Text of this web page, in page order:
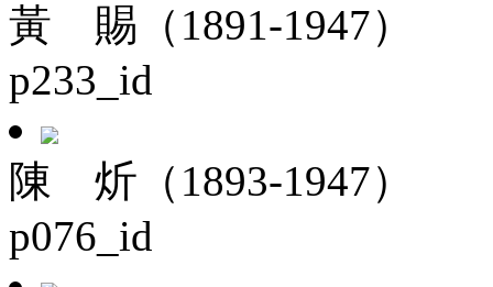
黃 賜（1891-1947）
p233_id
陳 炘（1893-1947）
p076_id